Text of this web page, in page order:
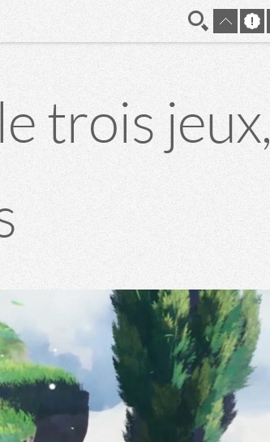
trois jeux,
En direct